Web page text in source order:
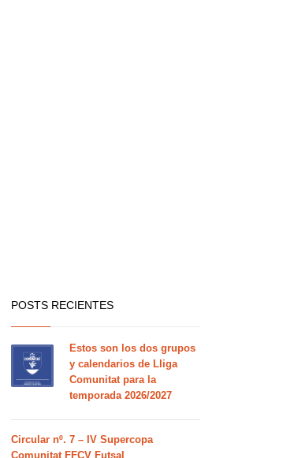
POSTS RECIENTES
Estos son los dos grupos
y calendarios de Lliga
Comunitat para la
temporada 2026/2027
Circular nº. 7 – IV Supercopa
Comunitat FFCV Futsal